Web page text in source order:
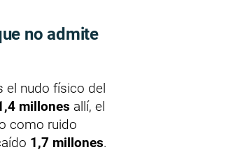
no admite
el nudo físico del
millones allí, el
como ruido
1,7 millones.